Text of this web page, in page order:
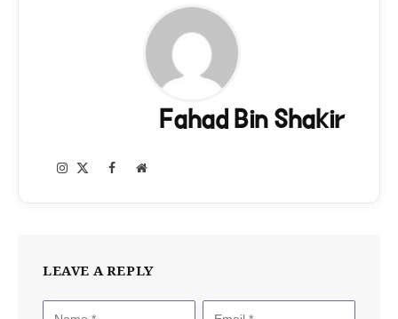
Fahad Bin Shakir
Website
Facebook
Instagram
LEAVE A REPLY